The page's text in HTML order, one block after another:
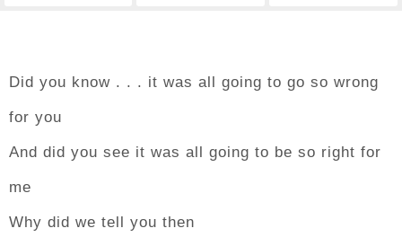
Did you know . . . it was all going to go so wrong
for you
And did you see it was all going to be so right for
me
Why did we tell you then